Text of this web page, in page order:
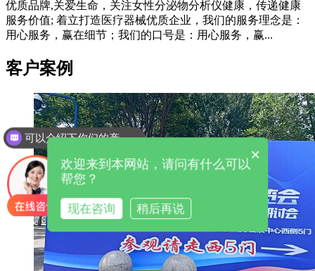
优质品牌,关爱生命，关注女性分泌物分析仪健康，传递健康
服务价值; 着立打造医疗器械优质企业，我们的服务理念是：
用心服务，赢在细节；我们的口号是：用心服务，赢...
客户案例
可以介绍下你们的产品么
×
欢迎来到本网站，请问有什么可以
帮您？
现在咨询 稍后再说